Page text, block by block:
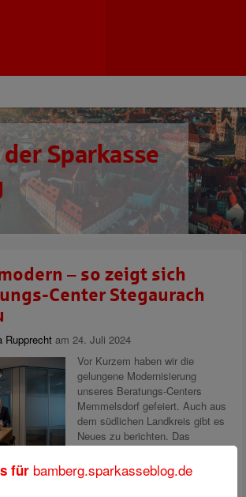
Sparkasse
– so zeigt sich
Center Stegaurach
Rupprecht am 24. Juli 2024
Vor Kurzem haben wir die
gelungene Modernisierung
unseres Beratungs-Centers
Memmelsdorf gefeiert. Auch aus
dem südlichen Landkreis gibt es
Neues zu berichten. Das
Beratungs-Center Stegaurach in
der Bamberger Straße 28 zeigt
offen und freundlich.Mehr lesen
für bamberg.sparkasseblog.de